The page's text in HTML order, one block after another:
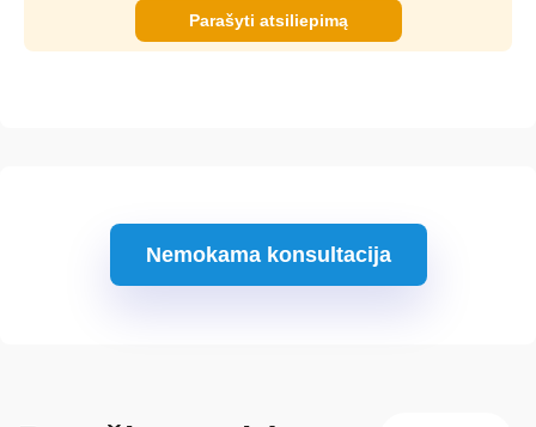
Parašyti atsiliepimą
Nemokama konsultacija